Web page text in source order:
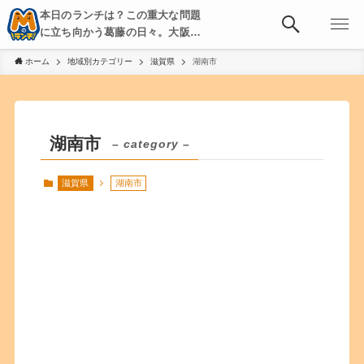
本日のランチは？この重大な問題
に立ち向かう葛藤の日々。大阪・
京都・神戸を中心とした食べ歩
き、飲み歩きを綴る。
ホーム 地域別カテゴリー 滋賀県 湖南市
湖南市 – category –
滋賀県 湖南市